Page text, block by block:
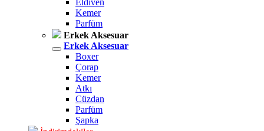
Eldiven
Kemer
Parfüm
Erkek Aksesuar
Erkek Aksesuar
Boxer
Çorap
Kemer
Atkı
Cüzdan
Parfüm
Şapka